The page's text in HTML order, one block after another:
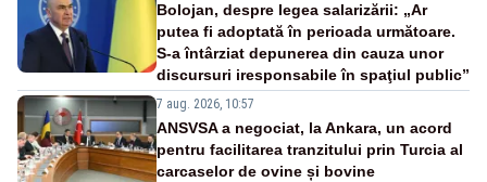
Bolojan, despre legea salarizării: „Ar
putea fi adoptată în perioada următoare.
S-a întârziat depunerea din cauza unor
discursuri iresponsabile în spaţiul public”
7 aug. 2026, 10:57
ANSVSA a negociat, la Ankara, un acord
pentru facilitarea tranzitului prin Turcia al
carcaselor de ovine și bovine